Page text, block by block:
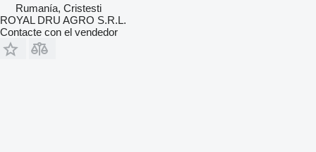
Rumanía, Cristesti
ROYAL DRU AGRO S.R.L.
Contacte con el vendedor